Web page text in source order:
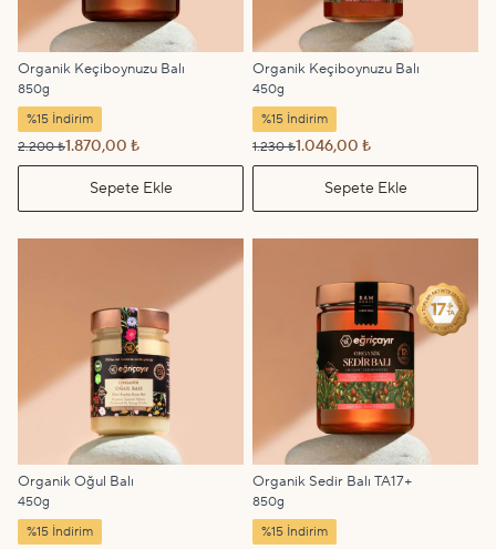
Organik Keçiboynuzu Balı
850g
%15 İndirim
2.200 ₺1.870,00 ₺
Sepete Ekle
Organik Keçiboynuzu Balı
450g
%15 İndirim
1.230 ₺1.046,00 ₺
Sepete Ekle
Organik Oğul Balı
450g
%15 İndirim
Organik Sedir Balı TA17+
850g
%15 İndirim